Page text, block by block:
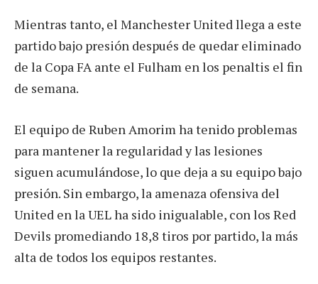
Mientras tanto, el Manchester United llega a este
partido bajo presión después de quedar eliminado
de la Copa FA ante el Fulham en los penaltis el fin
de semana.
El equipo de Ruben Amorim ha tenido problemas
para mantener la regularidad y las lesiones
siguen acumulándose, lo que deja a su equipo bajo
presión. Sin embargo, la amenaza ofensiva del
United en la UEL ha sido inigualable, con los Red
Devils promediando 18,8 tiros por partido, la más
alta de todos los equipos restantes.